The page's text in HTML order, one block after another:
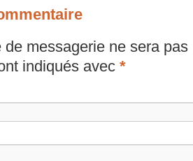
de messagerie ne sera pas
indiqués avec *